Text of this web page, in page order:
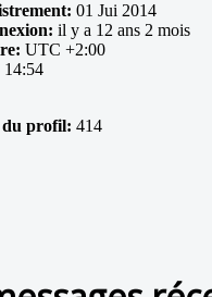
01 Jui 2014
il y a 12 ans 2 mois
UTC +2:00
14:54
du profil: 414